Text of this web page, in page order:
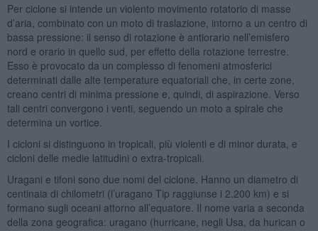
Per ciclone si intende un violento movimento rotatorio di masse
d’aria, combinato con un moto di traslazione, intorno a un centro di
bassa pressione: il senso di rotazione è antiorario nell’emisfero
nord e orario in quello sud, per effetto della rotazione terrestre.
Esso è provocato da un complesso di fenomeni atmosferici
determinati dalle alte temperature equatoriali che, in certe zone,
creano centri di minima pressione e, quindi, di aspirazione. Verso
tali centri convergono i venti, seguendo un moto a spirale che
determina un vortice.
I cicloni si distinguono in tropicali, più violenti e di minor durata, e
cicloni delle medie latitudini o extra-tropicali.
Uragani e tifoni sono due nomi del ciclone. Hanno un diametro di
centinaia di chilometri (l’uragano Tip raggiunse i 2.200 km) e si
formano sugli oceani attorno all’equatore. Il nome varia a seconda
della zona geografica: uragano (hurricane, negli Usa, da hurican o